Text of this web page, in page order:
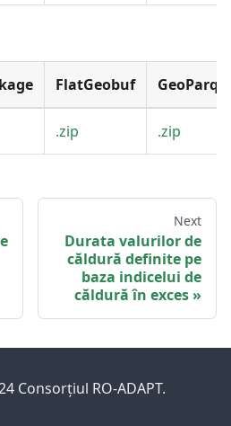
FlatGeobuf
.zip .zip
Next
Durata valurilor de
căldură definite pe
baza indicelui de
căldură în exces
Consorțiul RO-ADAPT.